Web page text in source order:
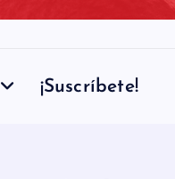
¡Suscríbete!